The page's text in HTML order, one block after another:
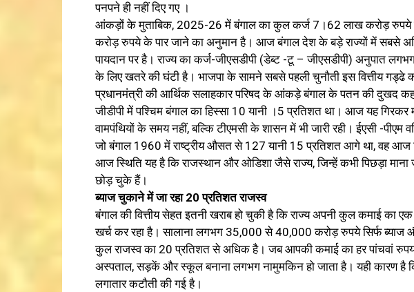
पनपने ही नहीं दिए गए ।
आंकड़ों के मुताबिक, 2025-26 में बंगाल का कुल कर्ज 7।62 लाख करोड़
करोड़ रुपये के पार जाने का अनुमान है। आज बंगाल देश के बड़े राज्‍यों में सबसे
पायदान पर है। राज्य का कर्ज-जीएसडीपी (डेब्ट -टू – जीएसडीपी) अनुपात
के लिए खतरे की घंटी है। भाजपा के सामने सबसे पहली चुनौती इस वित्तीय गड्ढे
प्रधानमंत्री की आर्थिक सलाहकार परिषद के आंकड़े बंगाल के पतन की दुखद
जीडीपी में पश्चिम बंगाल का हिस्सा 10 यानी ।5 प्रतिशत था। आज यह
वामपंथियों के समय नहीं, बल्कि टीएमसी के शासन में भी जारी रही। ईएसी -
जो बंगाल 1960 में राष्ट्रीय औसत से 127 यानी 15 प्रतिशत आगे था, वह आज
आज स्थिति यह है कि राजस्थान और ओडिशा जैसे राज्य, जिन्हें कभी पिछड़ा माना
छोड़ चुके हैं।
ब्याज चुकाने में जा रहा 20 प्रतिशत राजस्‍व
बंगाल की वित्तीय सेहत इतनी खराब हो चुकी है कि राज्य अपनी कुल कमाई का
खर्च कर रहा है। सालाना लगभग 35,000 से 40,000 करोड़ रुपये सिर्फ
कुल राजस्व का 20 प्रतिशत से अधिक है। जब आपकी कमाई का हर पांचवां रुपया
अस्पताल, सड़कें और स्कूल बनाना लगभग नामुमकिन हो जाता है। यही कारण है
लगातार कटौती की गई है।